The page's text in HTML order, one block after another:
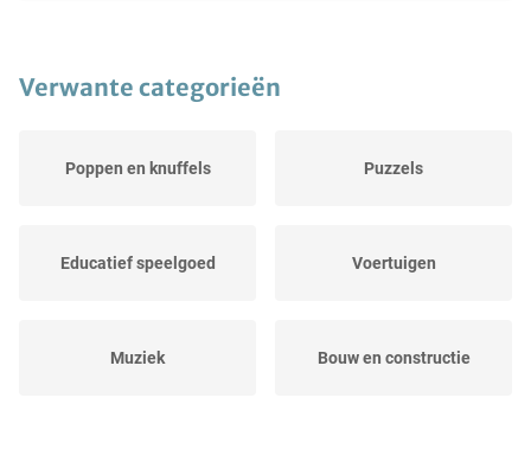
Verwante categorieën
Poppen en knuffels Puzzels
Educatief speelgoed Voertuigen
Muziek Bouw en constructie